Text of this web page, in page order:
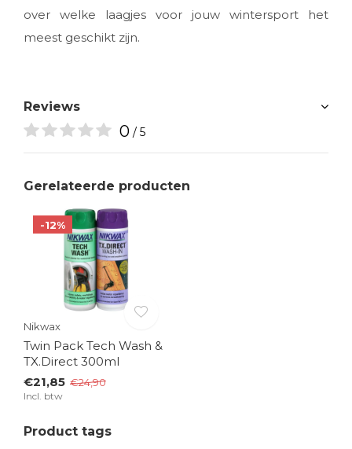
over welke laagjes voor jouw wintersport het
meest geschikt zijn.
Reviews
0 / 5
Gerelateerde producten
-12%
Nikwax
Twin Pack Tech Wash &
TX.Direct 300ml
€21,85 €24,90
Incl. btw
Product tags